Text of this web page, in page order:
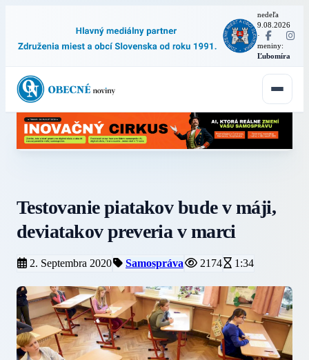
nedeľa
9.08.2026
·
meniny:
Ľubomíra
Testovanie piatakov bude v máji,
deviatakov preveria v marci
2. Septembra 2020 Samospráva 2174 1:34